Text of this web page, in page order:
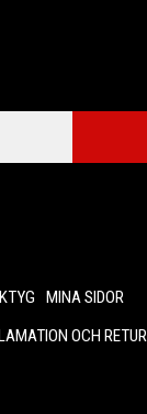
MINA SIDOR
OCH RETUR